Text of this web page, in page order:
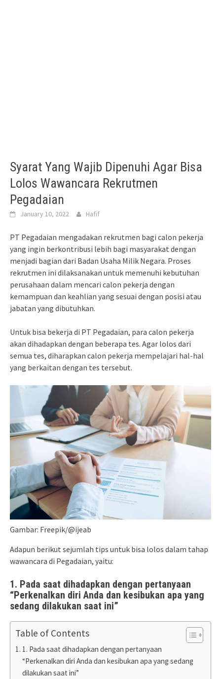
Syarat Yang Wajib Dipenuhi Agar Bisa
Lolos Wawancara Rekrutmen
Pegadaian
January 10, 2022 Hafif
PT Pegadaian mengadakan rekrutmen bagi calon pekerja
yang ingin berkontribusi lebih bagi masyarakat dengan
menjadi bagian dari Badan Usaha Milik Negara. Proses
rekrutmen ini dilaksanakan untuk memenuhi kebutuhan
perusahaan dalam mencari calon pekerja dengan
kemampuan dan keahlian yang sesuai dengan posisi atau
jabatan yang dibutuhkan.
Untuk bisa bekerja di PT Pegadaian, para calon pekerja
akan dihadapkan dengan beberapa tes. Agar lolos dari
semua tes, diharapkan calon pekerja mempelajari hal-hal
yang berkaitan dengan tes tersebut.
Gambar: Freepik/@ijeab
Adapun berikut sejumlah tips untuk bisa lolos dalam tahap
wawancara di Pegadaian, yaitu:
1. Pada saat dihadapkan dengan pertanyaan
“Perkenalkan diri Anda dan kesibukan apa yang
sedang dilakukan saat ini”
Table of Contents
1. Pada saat dihadapkan dengan pertanyaan
“Perkenalkan diri Anda dan kesibukan apa yang sedang
dilakukan saat ini”